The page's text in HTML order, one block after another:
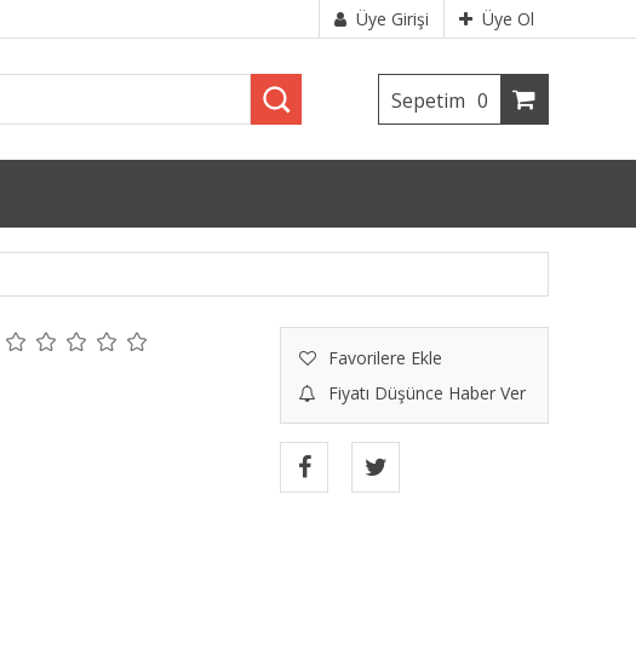
Üye Girişi Üye Ol
Sepetim 0
Favorilere Ekle
Fiyatı Düşünce Haber Ver